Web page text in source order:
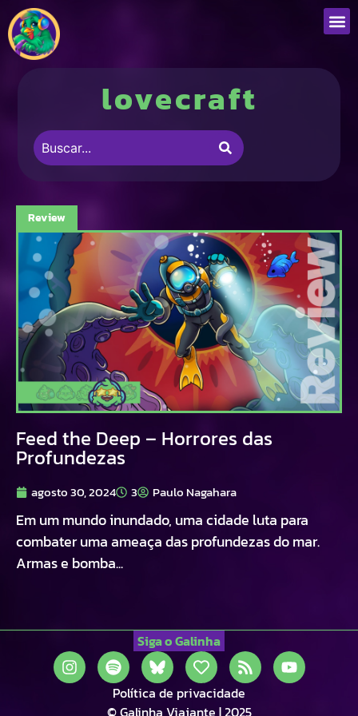
lovecraft
Review
Feed the Deep – Horrores das
Profundezas
agosto 30, 2024 3 Paulo Nagahara
Em um mundo inundado, uma cidade luta para
combater uma ameaça das profundezas do mar.
Armas e bomba...
Siga o Galinha
Política de privacidade